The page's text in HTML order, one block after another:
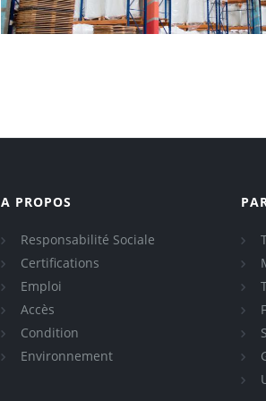
A PROPOS
Responsabilité Sociale
Certifications
Emploi
Accès
Condition
Environnement